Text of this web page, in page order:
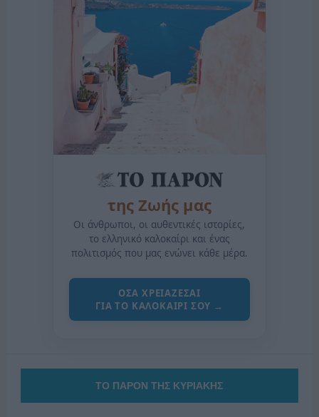
της Ζωής μας
Οι άνθρωποι, οι αυθεντικές ιστορίες,
το ελληνικό καλοκαίρι και ένας
πολιτισμός που μας ενώνει κάθε μέρα.
ΟΣΑ ΧΡΕΙΑΖΕΣΑΙ
ΓΙΑ ΤΟ ΚΑΛΟΚΑΙΡΙ ΣΟΥ →
ΤΟ ΠΑΡΟΝ ΤΗΣ ΚΥΡΙΑΚΗΣ